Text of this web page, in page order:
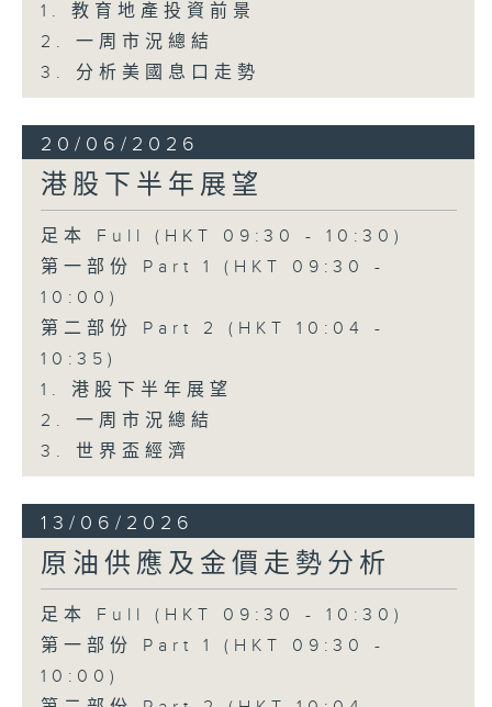
1. 教育地產投資前景
2. 一周市況總結
3. 分析美國息口走勢
20/06/2026
港股下半年展望
足本 Full (HKT 09:30 - 10:30)
第一部份 Part 1 (HKT 09:30 -
10:00)
第二部份 Part 2 (HKT 10:04 -
10:35)
1. 港股下半年展望
2. 一周市況總結
3. 世界盃經濟
13/06/2026
原油供應及金價走勢分析
足本 Full (HKT 09:30 - 10:30)
第一部份 Part 1 (HKT 09:30 -
10:00)